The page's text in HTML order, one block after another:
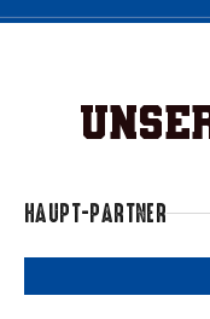
HAUPT-PARTNER